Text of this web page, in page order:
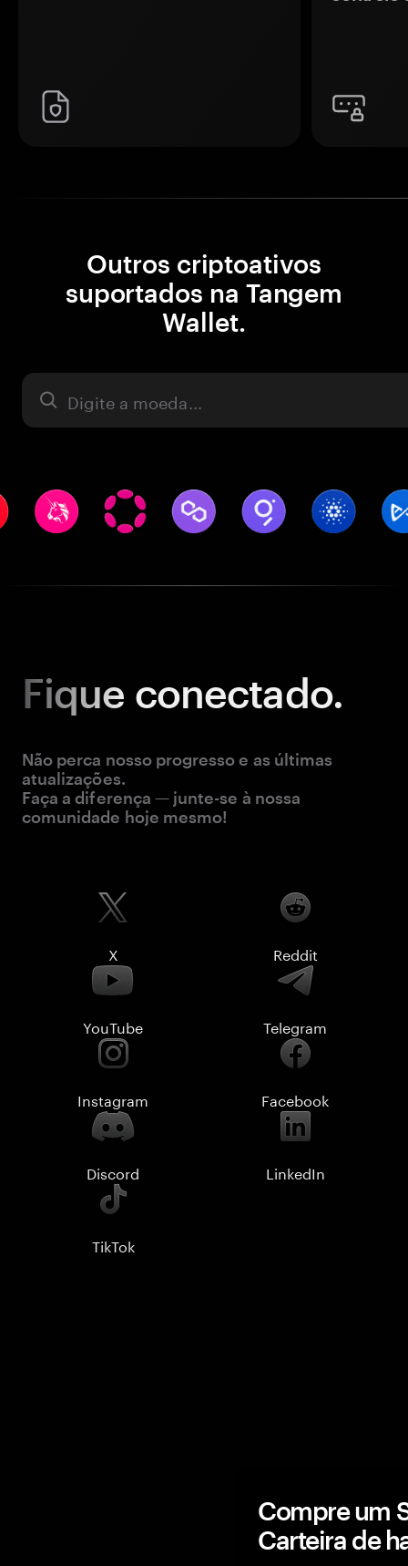
Outros criptoativos
suportados na Tangem
Wallet.
Ativo
Fique conectado.
Não perca nosso progresso e as últimas
atualizações.
Faça a diferença — junte-se à nossa
comunidade hoje mesmo!
X Reddit
YouTube Telegram
Instagram Facebook
Discord LinkedIn
TikTok
Compre um
Carteira de